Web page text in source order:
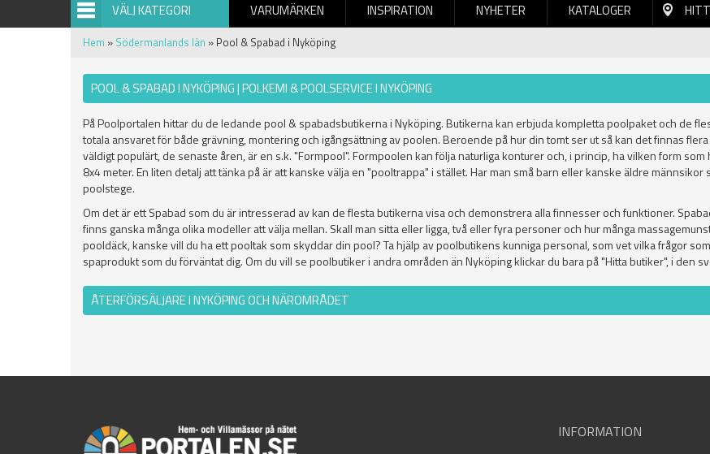
VÄLJ KATEGORI VARUMÄRKEN INSPIRATION NYHETER
BILDGALLERI KATALOGER
Hem » Södermanlands län » Pool & Spabad i Nyköping
POOL & SPABAD I NYKÖPING | POLKEMI & POOLSERVICE I NYKÖPING
På Poolportalen hittar du de ledande pool & spabadsbutikerna i Nyköping. Butikerna kan erbjuda kompletta poolpaket och de
totala ansvaret för både grävning, montering och igångsättning av poolen. Beroende på hur din tomt ser ut så kan det finnas
väldigt populärt, de senaste åren, är en s.k. "Formpool". Formpoolen kan följa naturliga konturer och, i princip, ha vilken form
8x4 meter. En liten detalj att tänka på är att kanske välja en "pooltrappa" i stället. Har man små barn eller kanske äldre
poolstege.
Om det är ett Spabad som du är intresserad av kan de flesta butikerna visa och demonstrera alla finnesser och funktioner.
finns ganska många olika modeller att välja mellan. Skall man sitta eller ligga, två eller fyra personer och hur många
pooldäck, kanske vill du ha ett pooltak som skyddar din pool? Ta hjälp av poolbutikens kunniga personal, som vet vilka frågor
spaprodukt som du förväntat dig. Om du vill se poolbutiker i andra områden än Nyköping klickar du bara på "Hitta butiker", i den
ÅTERFÖRSÄLJARE I NYKÖPING OCH NÄROMRÅDET
INFORMATION